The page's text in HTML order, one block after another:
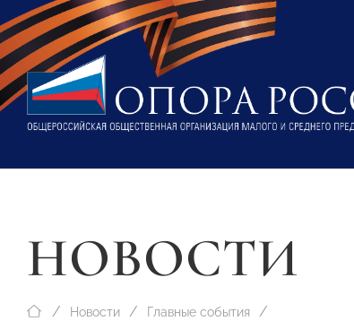
НОВОСТИ
Новости Главные события